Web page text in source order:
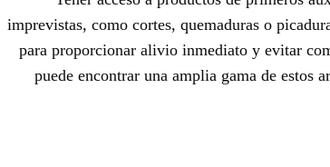
imprevistas, como cortes, quemaduras o
para proporcionar alivio inmediato y evitar
puede encontrar una amplia gama de estos